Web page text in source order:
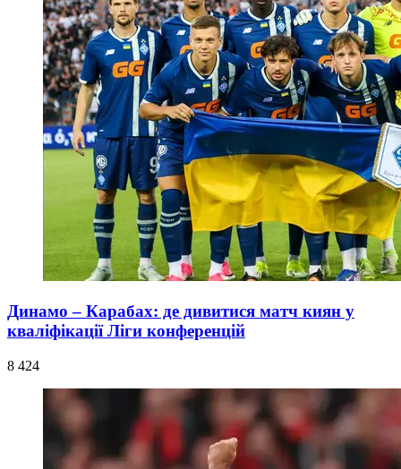
Динамо – Карабах: де дивитися матч киян у
кваліфікації Ліги конференцій
8 424